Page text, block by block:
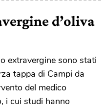
d’oliva
extravergine sono stati
tappa di Campi da
del medico
i cui studi hanno